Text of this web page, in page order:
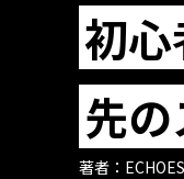
初
先
著者： ECHOES